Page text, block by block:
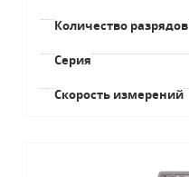
Количество разрядов
Серия
Скорость измерений